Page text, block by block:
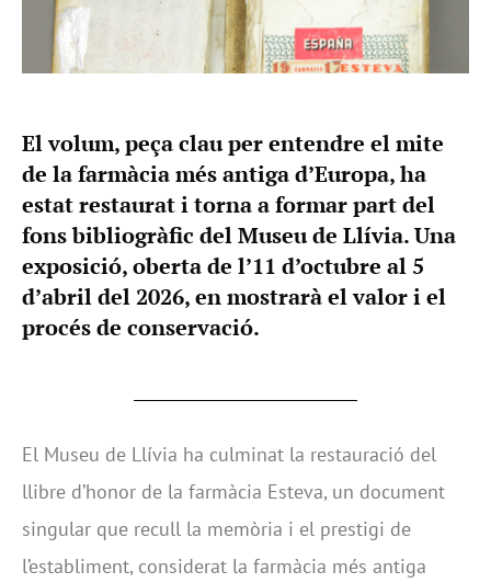
El volum, peça clau per entendre el mite
de la farmàcia més antiga d’Europa, ha
estat restaurat i torna a formar part del
fons bibliogràfic del Museu de Llívia. Una
exposició, oberta de l’11 d’octubre al 5
d’abril del 2026, en mostrarà el valor i el
procés de conservació.
El Museu de Llívia ha culminat la restauració del
llibre d’honor de la farmàcia Esteva, un document
singular que recull la memòria i el prestigi de
l’establiment, considerat la farmàcia més antiga